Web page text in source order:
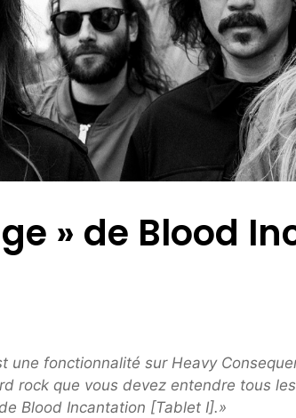
» de Blood
une fonctionnalité sur Heavy
rock que vous devez entendre tous
Blood Incantation [Tablet I].»